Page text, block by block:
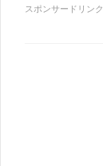
スポンサードリンク